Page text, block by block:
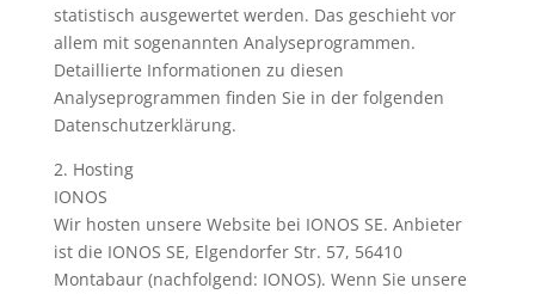
statistisch ausgewertet werden. Das geschieht vor
allem mit sogenannten Analyseprogrammen.
Detaillierte Informationen zu diesen
Analyseprogrammen finden Sie in der folgenden
Datenschutzerklärung.
2. Hosting
IONOS
Wir hosten unsere Website bei IONOS SE. Anbieter
ist die IONOS SE, Elgendorfer Str. 57, 56410
Montabaur (nachfolgend: IONOS). Wenn Sie unsere